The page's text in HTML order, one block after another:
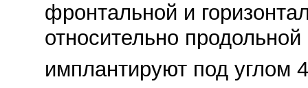
фронтальной и
относительно
имплантируют под углом